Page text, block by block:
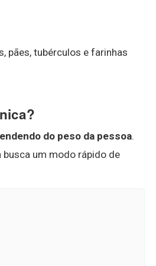
pães, tubérculos e farinhas
do peso da pessoa.
busca um modo rápido de